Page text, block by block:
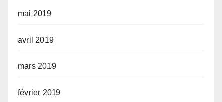
mai 2019
avril 2019
mars 2019
février 2019